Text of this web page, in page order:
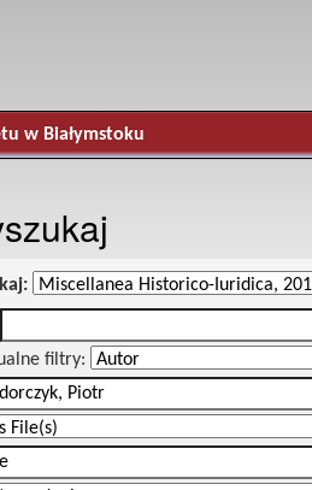
w Białymstoku
filtry: